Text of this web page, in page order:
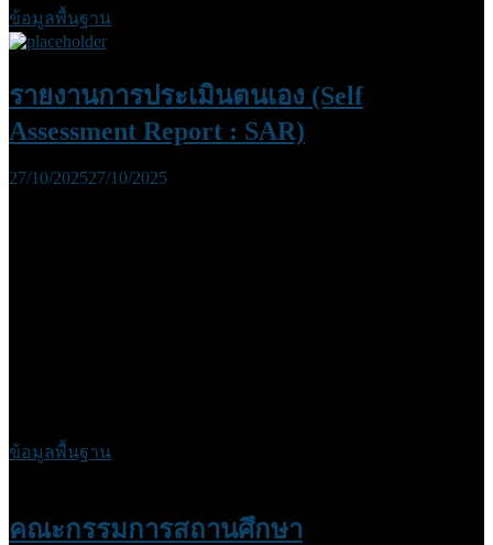
ข้อมูลพื้นฐาน
รายงานการประเมินตนเอง (Self
Assessment Report : SAR)
27/10/202527/10/2025
ข้อมูลพื้นฐาน
คณะกรรมการสถานศึกษา